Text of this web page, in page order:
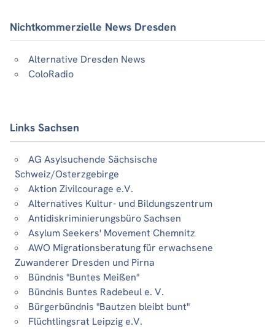
Nichtkommerzielle News Dresden
Alternative Dresden News
ColoRadio
Links Sachsen
AG Asylsuchende Sächsische
Schweiz/Osterzgebirge
Aktion Zivilcourage e.V.
Alternatives Kultur- und Bildungszentrum
Antidiskriminierungsbüro Sachsen
Asylum Seekers' Movement Chemnitz
AWO Migrationsberatung für erwachsene
Zuwanderer Dresden und Pirna
Bündnis "Buntes Meißen"
Bündnis Buntes Radebeul e. V.
Bürgerbündnis "Bautzen bleibt bunt"
Flüchtlingsrat Leipzig e.V.